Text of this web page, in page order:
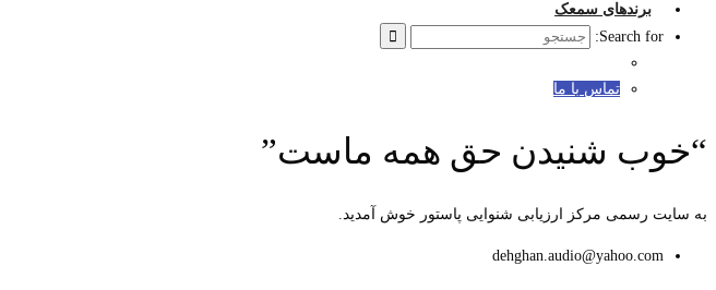
برندهای سمعک
Search for:
تماس با ما
“خوب شنیدن حق همه ماست”
به سایت رسمی مرکز ارزیابی شنوایی پاستور خوش آمدید.
dehghan.audio@yahoo.com